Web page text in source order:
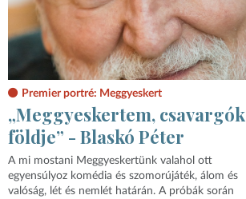
Premier portré: Meggyeskert
„Meggyeskertem, csavargók
földje” - Blaskó Péter
A mi mostani Meggyeskertünk valahol ott
egyensúlyoz komédia és szomorújáték, álom és
valóság, lét és nemlét határán. A próbák során